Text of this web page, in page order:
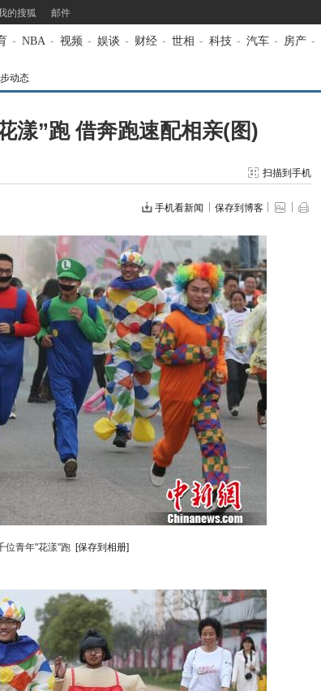
的搜狐 邮件
- NBA - 视频 - 娱谈 - 财经 - 世相 - 科技 - 汽车 - 房产 -
动态
漾”跑 借奔跑速配相亲(图)
扫描到手机
手机看新闻 保存到博客
位青年"花漾"跑 [保存到相册]